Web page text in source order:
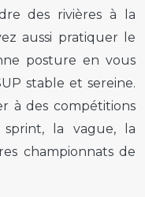
des rivières à la
aussi pratiquer le
posture en vous
stable et sereine.
à des compétitions
la vague, la
championnats de